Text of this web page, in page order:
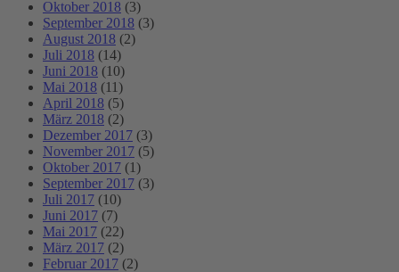
Oktober 2018 (3)
September 2018 (3)
August 2018 (2)
Juli 2018 (14)
Juni 2018 (10)
Mai 2018 (11)
April 2018 (5)
März 2018 (2)
Dezember 2017 (3)
November 2017 (5)
Oktober 2017 (1)
September 2017 (3)
Juli 2017 (10)
Juni 2017 (7)
Mai 2017 (22)
März 2017 (2)
Februar 2017 (2)